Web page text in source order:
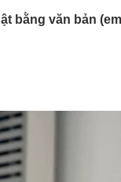
bằng văn bản